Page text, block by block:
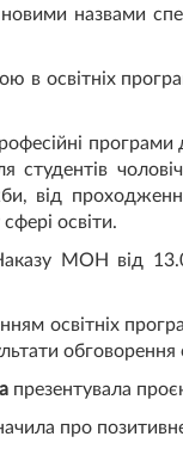
назвами
в освітніх
студентів
від
освіти.
МОН від
освітніх
презентувала
про